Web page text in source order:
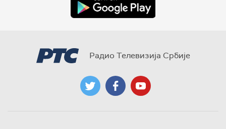
Радио Телевизија Србије